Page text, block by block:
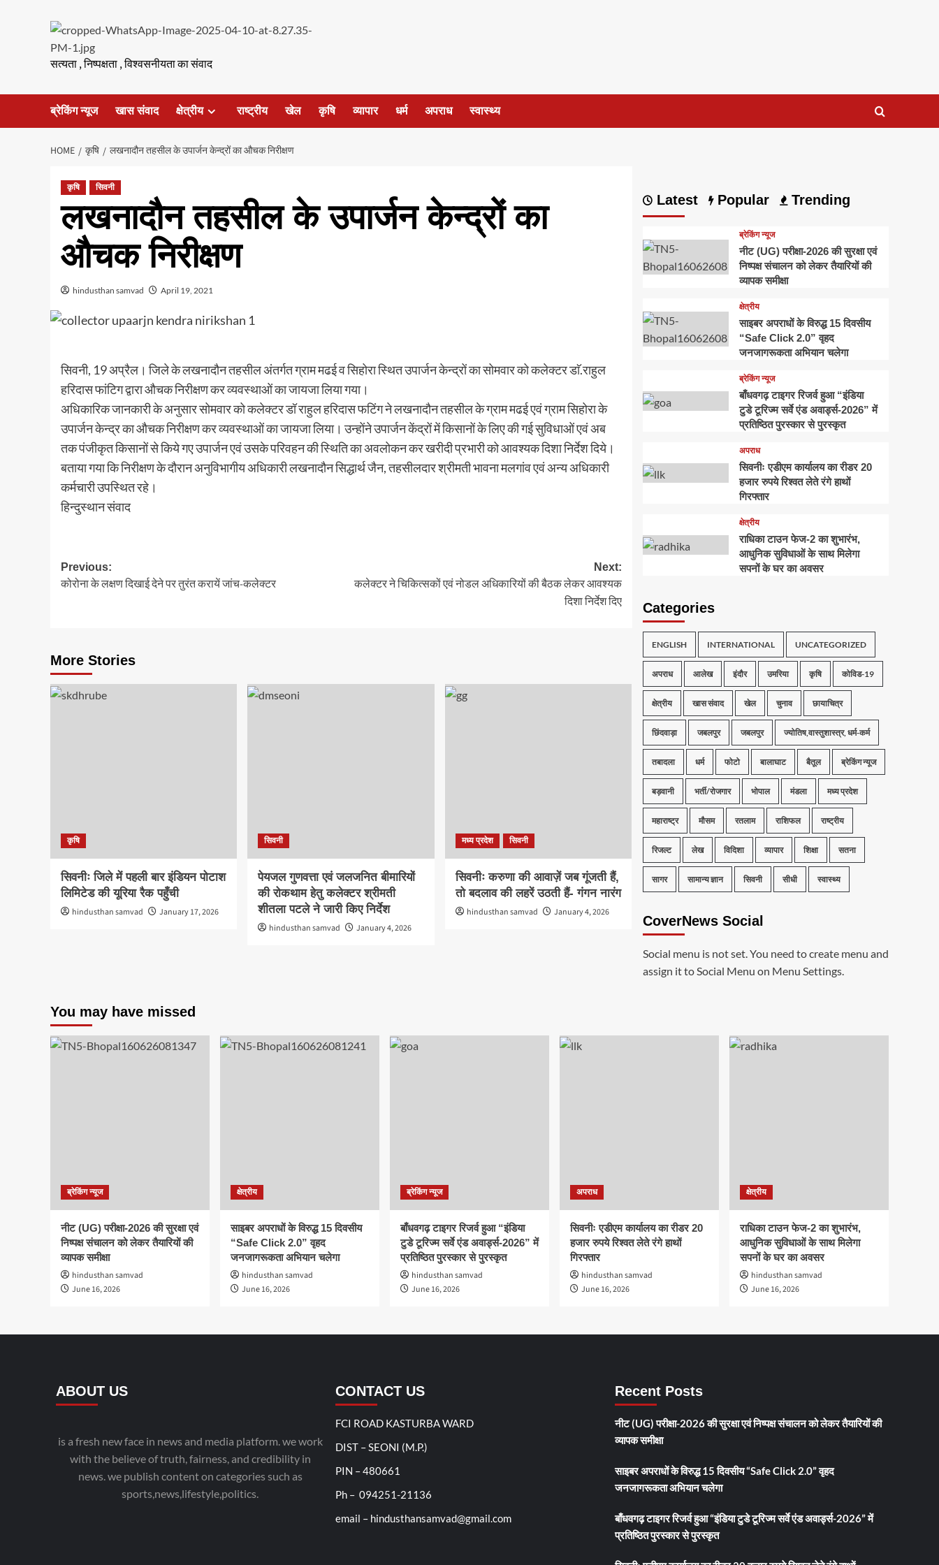
सत्यता , निष्पक्षता , विश्वसनीयता का संवाद
ब्रेकिंग न्यूज खास संवाद क्षेत्रीय राष्ट्रीय खेल कृषि व्यापार धर्म अपराध स्वास्थ्य
HOME कृषि लखनादौन तहसील के उपार्जन केन्द्रों का औचक निरीक्षण
कृषि सिवनी
लखनादौन तहसील के उपार्जन केन्द्रों का
औचक निरीक्षण
hindusthan samvad April 19, 2021
सिवनी, 19 अप्रैल। जिले के लखनादौन तहसील अंतर्गत ग्राम मढई व सिहोरा स्थित उपार्जन केन्द्रों का सोमवार को कलेक्टर डाॅ.राहुल
हरिदास फांटिग द्वारा औचक निरीक्षण कर व्यवस्थाओं का जायजा लिया गया।
अधिकारिक जानकारी के अनुसार सोमवार को कलेक्टर डॉ राहुल हरिदास फटिंग ने लखनादौन तहसील के ग्राम मढई एवं ग्राम सिहोरा के
उपार्जन केन्द्र का औचक निरीक्षण कर व्यवस्थाओं का जायजा लिया। उन्होंने उपार्जन केंद्रों में किसानों के लिए की गई सुविधाओं एवं अब
तक पंजीकृत किसानों से किये गए उपार्जन एवं उसके परिवहन की स्थिति का अवलोकन कर खरीदी प्रभारी को आवश्यक दिशा निर्देश दिये।
बताया गया कि निरीक्षण के दौरान अनुविभागीय अधिकारी लखनादौन सिद्धार्थ जैन, तहसीलदार श्रीमती भावना मलगांव एवं अन्य अधिकारी
कर्मचारी उपस्थित रहे।
हिन्दुस्थान संवाद
Post
navigation
Previous:
कोरोना के लक्षण दिखाई देने पर तुरंत करायें जांच-कलेक्टर
Next:
कलेक्टर ने चिकित्सकों एवं नोडल अधिकारियों की बैठक लेकर आवश्यक
दिशा निर्देश दिए
More Stories
कृषि
सिवनीः जिले में पहली बार इंडियन पोटाश
लिमिटेड की यूरिया रैक पहुँची
hindusthan samvad January 17, 2026
सिवनी
पेयजल गुणवत्ता एवं जलजनित बीमारियों
की रोकथाम हेतु कलेक्टर श्रीमती
शीतला पटले ने जारी किए निर्देश
hindusthan samvad January 4, 2026
मध्य प्रदेश सिवनी
सिवनीः करुणा की आवाज़ें जब गूंजती हैं,
तो बदलाव की लहरें उठती हैं- गंगन नारंग
hindusthan samvad January 4, 2026
Latest Popular Trending
ब्रेकिंग न्यूज
नीट (UG) परीक्षा-2026 की सुरक्षा एवं
निष्पक्ष संचालन को लेकर तैयारियों की
व्यापक समीक्षा
क्षेत्रीय
साइबर अपराधों के विरुद्ध 15 दिवसीय
“Safe Click 2.0” वृहद
जनजागरूकता अभियान चलेगा
ब्रेकिंग न्यूज
बाँधवगढ़ टाइगर रिजर्व हुआ “इंडिया
टुडे टूरिज्म सर्वे एंड अवार्ड्स-2026” में
प्रतिष्ठित पुरस्कार से पुरस्कृत
अपराध
सिवनीः एडीएम कार्यालय का रीडर 20
हजार रुपये रिश्वत लेते रंगे हाथों
गिरफ्तार
क्षेत्रीय
राधिका टाउन फेज-2 का शुभारंभ,
आधुनिक सुविधाओं के साथ मिलेगा
सपनों के घर का अवसर
Categories
ENGLISH INTERNATIONAL UNCATEGORIZED
अपराध आलेख इंदौर उमरिया कृषि कोविड-19
क्षेत्रीय खास संवाद खेल चुनाव छायाचित्र
छिंदवाड़ा जबलपुर जबलपुर ज्योतिष,वास्तुशास्त्र, धर्म-कर्म
तबादला धर्म फोटो बालाघाट बैतूल ब्रेकिंग न्यूज
बड़वानी भर्ती/रोजगार भोपाल मंडला मध्य प्रदेश
महाराष्ट्र मौसम रतलाम राशिफल राष्ट्रीय
रिजल्ट लेख विदिशा व्यापार शिक्षा सतना
सागर सामान्य ज्ञान सिवनी सीधी स्वास्थ्य
CoverNews Social
Social menu is not set. You need to create menu and
assign it to Social Menu on Menu Settings.
You may have missed
ब्रेकिंग न्यूज
नीट (UG) परीक्षा-2026 की सुरक्षा एवं
निष्पक्ष संचालन को लेकर तैयारियों की
व्यापक समीक्षा
hindusthan samvad
June 16, 2026
क्षेत्रीय
साइबर अपराधों के विरुद्ध 15 दिवसीय
“Safe Click 2.0” वृहद
जनजागरूकता अभियान चलेगा
hindusthan samvad
June 16, 2026
ब्रेकिंग न्यूज
बाँधवगढ़ टाइगर रिजर्व हुआ “इंडिया
टुडे टूरिज्म सर्वे एंड अवार्ड्स-2026” में
प्रतिष्ठित पुरस्कार से पुरस्कृत
hindusthan samvad
June 16, 2026
अपराध
सिवनीः एडीएम कार्यालय का रीडर 20
हजार रुपये रिश्वत लेते रंगे हाथों
गिरफ्तार
hindusthan samvad
June 16, 2026
क्षेत्रीय
राधिका टाउन फेज-2 का शुभारंभ,
आधुनिक सुविधाओं के साथ मिलेगा
सपनों के घर का अवसर
hindusthan samvad
June 16, 2026
ABOUT US
is a fresh new face in news and media platform. we work
with the believe of truth, fairness, and credibility in
news. we publish content on categories such as
sports,news,lifestyle,politics.
CONTACT US
FCI ROAD KASTURBA WARD
DIST – SEONI (M.P.)
PIN – 480661
Ph – 094251-21136
email – hindusthansamvad@gmail.com
Recent Posts
नीट (UG) परीक्षा-2026 की सुरक्षा एवं निष्पक्ष संचालन को लेकर तैयारियों की
व्यापक समीक्षा
साइबर अपराधों के विरुद्ध 15 दिवसीय “Safe Click 2.0” वृहद
जनजागरूकता अभियान चलेगा
बाँधवगढ़ टाइगर रिजर्व हुआ “इंडिया टुडे टूरिज्म सर्वे एंड अवार्ड्स-2026” में
प्रतिष्ठित पुरस्कार से पुरस्कृत